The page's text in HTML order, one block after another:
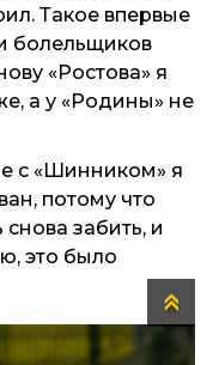
Такое впервые
болельщиков
«Ростова» я
а у «Родины» не
с «Шинником» я
потому что
забить, и
это было